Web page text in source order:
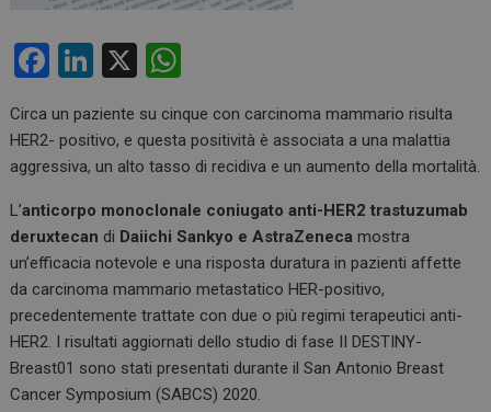
F
ce
b
o
o
k
Li
ke
dI
n
X
at
s
A
p
p
Circa un paziente su cinque con carcinoma mammario risulta
HER2- positivo, e questa positività è associata a una malattia
aggressiva, un alto tasso di recidiva e un aumento della mortalità.
L’anticorpo monoclonale coniugato anti-HER2 trastuzumab
deruxtecan di Daiichi Sankyo e AstraZeneca mostra
un’efficacia notevole e una risposta duratura in pazienti affette
da carcinoma mammario metastatico HER-positivo,
precedentemente trattate con due o più regimi terapeutici anti-
HER2. I risultati aggiornati dello studio di fase II DESTINY-
Breast01 sono stati presentati durante il San Antonio Breast
Cancer Symposium (SABCS) 2020.